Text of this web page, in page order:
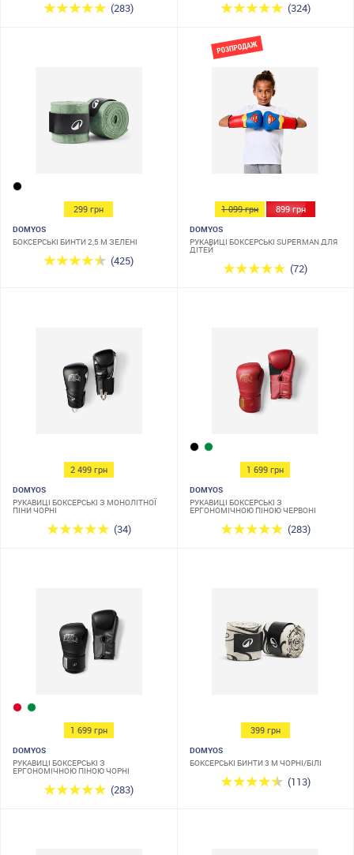
(283) (324)
299 грн
DOMYOS
БОКСЕРСЬКІ БИНТИ 2,5 М ЗЕЛЕНІ
(425)
1 099 грн 899 грн
DOMYOS
РУКАВИЦІ БОКСЕРСЬКІ SUPERMAN ДЛЯ
ДІТЕЙ
(72)
2 499 грн
DOMYOS
РУКАВИЦІ БОКСЕРСЬКІ З МОНОЛІТНОЇ
ПІНИ ЧОРНІ
(34)
1 699 грн
DOMYOS
РУКАВИЦІ БОКСЕРСЬКІ З
ЕРГОНОМІЧНОЮ ПІНОЮ ЧЕРВОНІ
(283)
1 699 грн
DOMYOS
РУКАВИЦІ БОКСЕРСЬКІ З
ЕРГОНОМІЧНОЮ ПІНОЮ ЧОРНІ
(283)
399 грн
DOMYOS
БОКСЕРСЬКІ БИНТИ 3 М ЧОРНІ/БІЛІ
(113)